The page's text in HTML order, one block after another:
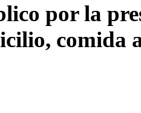
por la
comida